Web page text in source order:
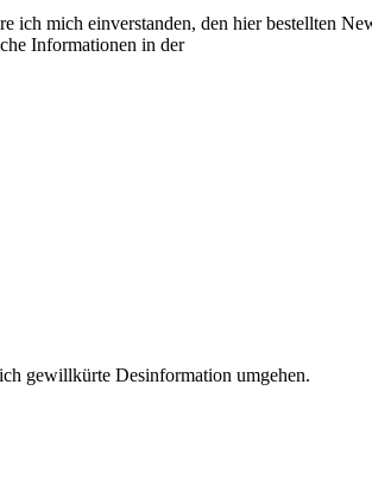
ich mich einverstanden, den hier bestellten
Informationen in der
gewillkürte Desinformation umgehen.